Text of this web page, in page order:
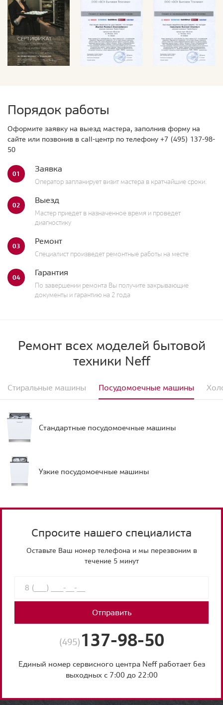
Порядок работы
Оформите заявку на выезд мастера, заполнив форму на
сайте или позвонив в call-центр по телефону +7 (495) 137-98-
50
01 Заявка
Оператор запланирует визит мастера в кратчайшие сроки.
02 Выезд
Мастер приедет в назначенное время и проведет
диагностику
03 Ремонт
Специалист произведет ремонтные работы на месте
04 Гарантия
По завершении ремонта Вы получите закрывающие
документы и гарантию на 2 года
Ремонт всех моделей бытовой
техники Neff
Стиральные машины Посудомоечные машины
Стандартные посудомоечные машины
Узкие посудомоечные машины
Спросите нашего специалиста
Оставьте Ваш номер телефона и мы перезвоним в
течение 5 минут
Отправить
(495) 137-98-50
Единый номер сервисного центра Neff работает без
выходных с 7:00 до 22:00